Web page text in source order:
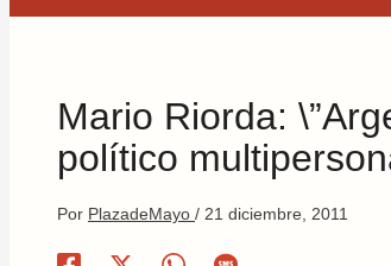
Mario Riorda:
político
Por PlazadeMayo / 21 diciembre, 2011